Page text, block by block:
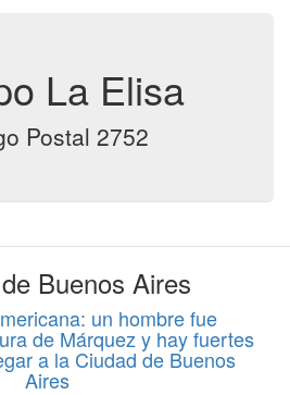
La Elisa
Postal 2752
Buenos Aires
un hombre fue
de Márquez y hay fuertes
a la Ciudad de Buenos
Aires